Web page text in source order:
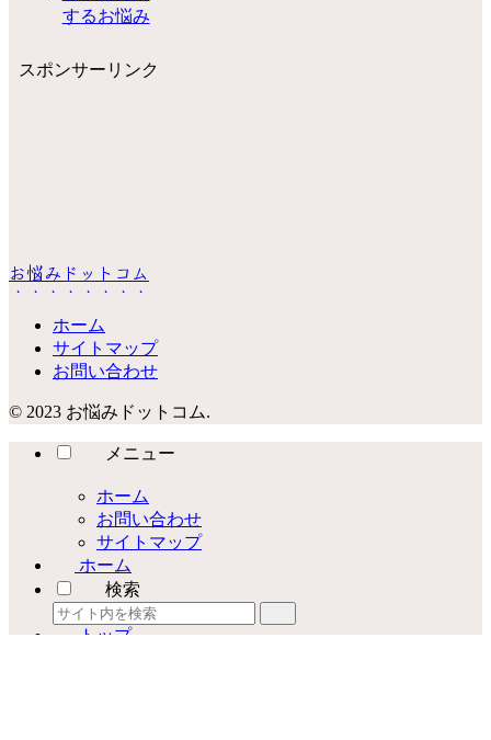
するお悩み
スポンサーリンク
お悩みドットコム
ホーム
サイトマップ
お問い合わせ
© 2023 お悩みドットコム.
メニュー
ホーム
お問い合わせ
サイトマップ
ホーム
検索
トップ